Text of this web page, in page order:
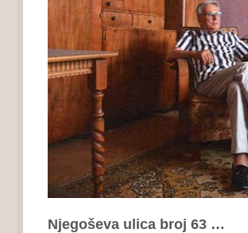
Njegoševa ulica broj 63 …